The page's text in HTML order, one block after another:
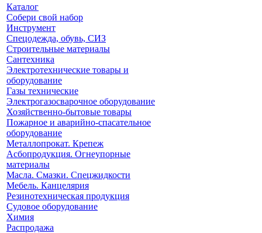
Каталог
Собери свой набор
Инструмент
Спецодежда, обувь, СИЗ
Строительные материалы
Сантехника
Электротехнические товары и
оборудование
Газы технические
Электрогазосварочное оборудование
Хозяйственно-бытовые товары
Пожарное и аварийно-спасательное
оборудование
Металлопрокат. Крепеж
Асбопродукция. Огнеупорные
материалы
Масла. Смазки. Спецжидкости
Мебель. Канцелярия
Резинотехническая продукция
Судовое оборудование
Химия
Распродажа